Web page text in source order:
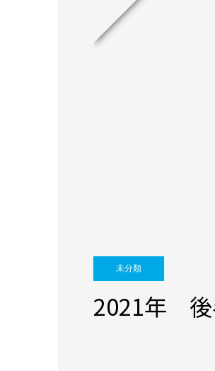
未分類
2021年 後